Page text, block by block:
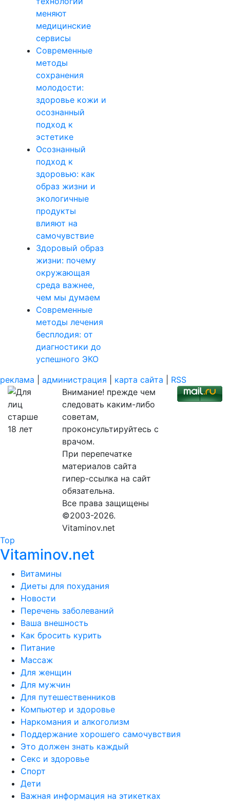
меняют
медицинские
сервисы
Современные
методы
сохранения
молодости:
здоровье кожи и
осознанный
подход к
эстетике
Осознанный
подход к
здоровью: как
образ жизни и
экологичные
продукты
влияют на
самочувствие
Здоровый образ
жизни: почему
окружающая
среда важнее,
чем мы думаем
Современные
методы лечения
бесплодия: от
диагностики до
успешного ЭКО
реклама
администрация карта сайта
RSS
Внимание! прежде чем
следовать каким-либо
советам,
проконсультируйтесь с
врачом.
При перепечатке
материалов сайта
гипер-ссылка на сайт
обязательна.
Все права защищены
©2003-2026.
Vitaminov.net
Top
Vitaminov.net
Витамины
Диеты для похудания
Новости
Перечень заболеваний
Ваша внешность
Как бросить курить
Питание
Массаж
Для женщин
Для мужчин
Для путешественников
Компьютер и здоровье
Наркомания и алкоголизм
Поддержание хорошего самочувствия
Это должен знать каждый
Секс и здоровье
Спорт
Дети
Важная информация на этикетках